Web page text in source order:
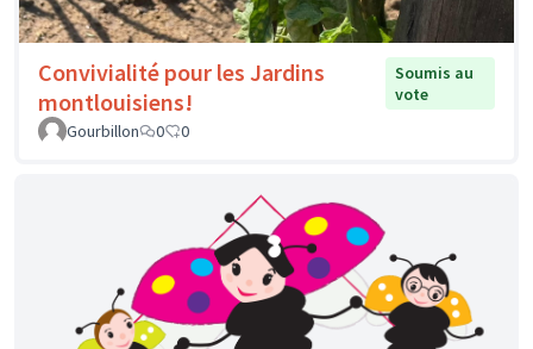
Convivialité pour les Jardins
montlouisiens!
Soumis au
vote
Gourbillon
0 0